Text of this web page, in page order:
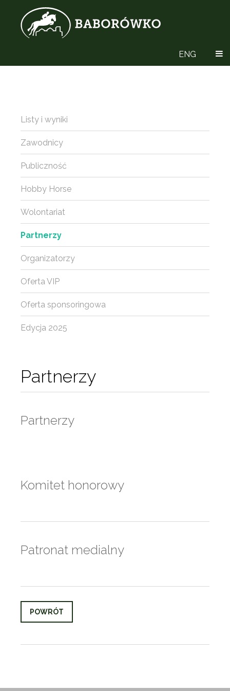
ENG
Partnerzy
Partnerzy
Komitet honorowy
Patronat medialny
POWRÓT
Listy i wyniki
Zawodnicy
Publiczność
Hobby Horse
Wolontariat
Partnerzy
Organizatorzy
Oferta VIP
Oferta sponsoringowa
Edycja 2025